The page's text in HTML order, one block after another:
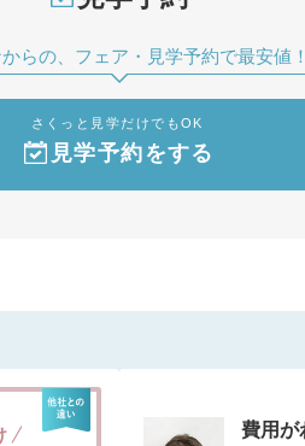
らの、フェア・見学予約で最安値！
さくっと見学だけでもOK
見学予約をする
費用が